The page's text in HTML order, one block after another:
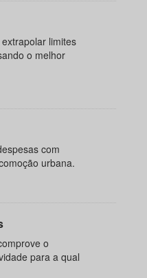
limites
o melhor
com
urbana.
o
para a qual